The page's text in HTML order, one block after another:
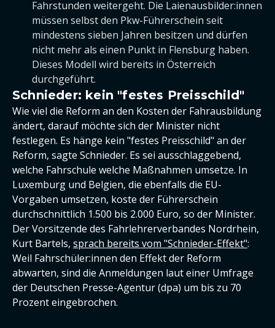
Fahrstunden weitergeht. Die Laienausbilder:innen
müssen selbst den Pkw-Führerschein seit
mindestens sieben Jahren besitzen und dürfen
nicht mehr als einen Punkt in Flensburg haben.
Dieses Modell wird bereits in Österreich
durchgeführt.
Schnieder: kein "festes Preisschild"
Wie viel die Reform an den Kosten der Fahrausbildung
ändert, darauf möchte sich der Minister nicht
festlegen. Es hänge kein "festes Preisschild" an der
Reform, sagte Schnieder. Es sei ausschlaggebend,
welche Fahrschule welche Maßnahmen umsetze. In
Luxemburg und Belgien, die ebenfalls die EU-
Vorgaben umsetzen, koste der Führerschein
durchschnittlich 1.500 bis 2.000 Euro, so der Minister.
Der Vorsitzende des Fahrlehrerverbandes Nordrhein,
Kurt Bartels, sprach bereits vom "Schnieder-Effekt":
Weil Fahrschüler:innen den Effekt der Reform
abwarten, sind die Anmeldungen laut einer Umfrage
der Deutschen Presse-Agentur (dpa) um bis zu 70
Prozent eingebrochen.